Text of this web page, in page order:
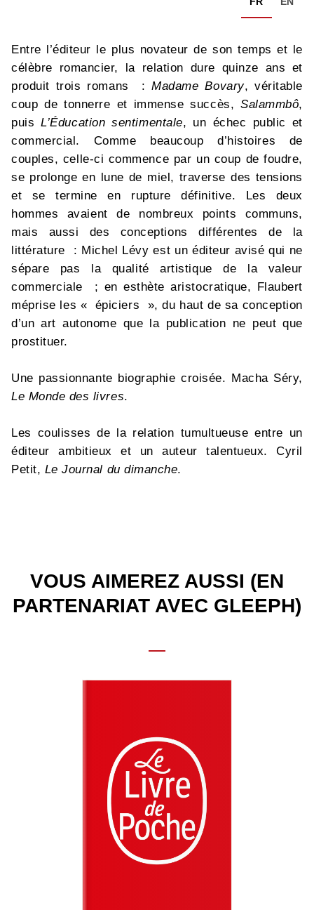
Entre l’éditeur le plus novateur de son temps et le
célèbre romancier, la relation dure quinze ans et
produit trois romans :Madame Bovary, véritable
coup de tonnerre et immense succès,Salammbô,
puisL’Éducation sentimentale, un échec public et
commercial. Comme beaucoup d’histoires de
couples, celle-ci commence par un coup de foudre,
se prolonge en lune de miel, traverse des tensions
et se termine en rupture définitive. Les deux
hommes avaient de nombreux points communs,
mais aussi des conceptions différentes de la
littérature : Michel Lévy est un éditeur avisé qui ne
sépare pas la qualité artistique de la valeur
commerciale ; en esthète aristocratique, Flaubert
méprise les « épiciers », du haut de sa conception
d’un art autonome que la publication ne peut que
prostituer.
Une passionnante biographie croisée. Macha Séry,
Le Monde des livres.
Les coulisses de la relation tumultueuse entre un
éditeur ambitieux et un auteur talentueux. Cyril
Petit, Le Journal du dimanche.
VOUS AIMEREZ AUSSI (EN
PARTENARIAT AVEC GLEEPH)